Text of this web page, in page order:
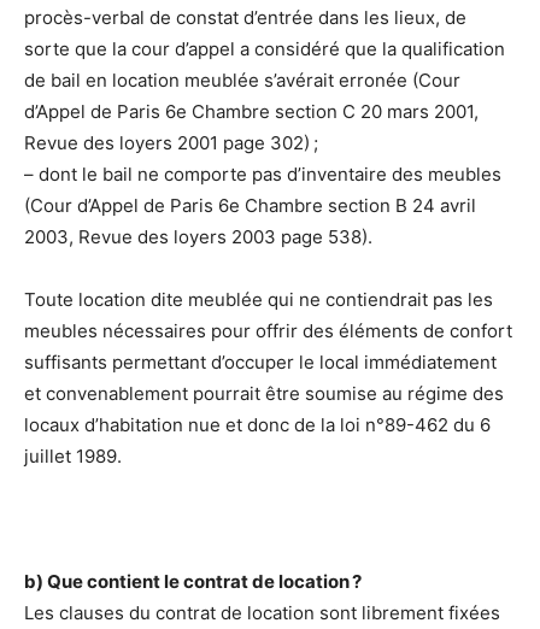
procès-verbal de constat d’entrée dans les lieux, de
sorte que la cour d’appel a considéré que la qualification
de bail en location meublée s’avérait erronée (Cour
d’Appel de Paris 6e Chambre section C 20 mars 2001,
Revue des loyers 2001 page 302) ;
– dont le bail ne comporte pas d’inventaire des meubles
(Cour d’Appel de Paris 6e Chambre section B 24 avril
2003, Revue des loyers 2003 page 538).
Toute location dite meublée qui ne contiendrait pas les
meubles nécessaires pour offrir des éléments de confort
suffisants permettant d’occuper le local immédiatement
et convenablement pourrait être soumise au régime des
locaux d’habitation nue et donc de la loi n°89-462 du 6
juillet 1989.
b) Que contient le contrat de location ?
Les clauses du contrat de location sont librement fixées